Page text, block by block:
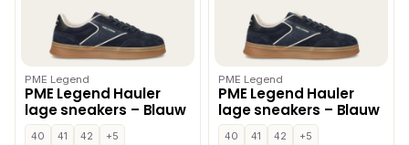
PME Legend
PME Legend Hauler
lage sneakers – Blauw
40 41 42
+5
PME Legend
PME Legend Hauler
lage sneakers – Blauw
40 41 42
+5